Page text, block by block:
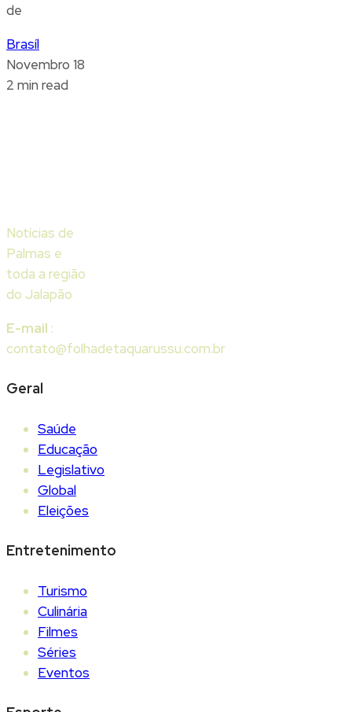
de
Brasíl
Novembro 18
2 min read
Notícias de
Palmas e
toda a região
do Jalapão
E-mail :
contato@folhadetaquarussu.com.br
Geral
Saúde
Educação
Legislativo
Global
Eleições
Entretenimento
Turismo
Culinária
Filmes
Séries
Eventos